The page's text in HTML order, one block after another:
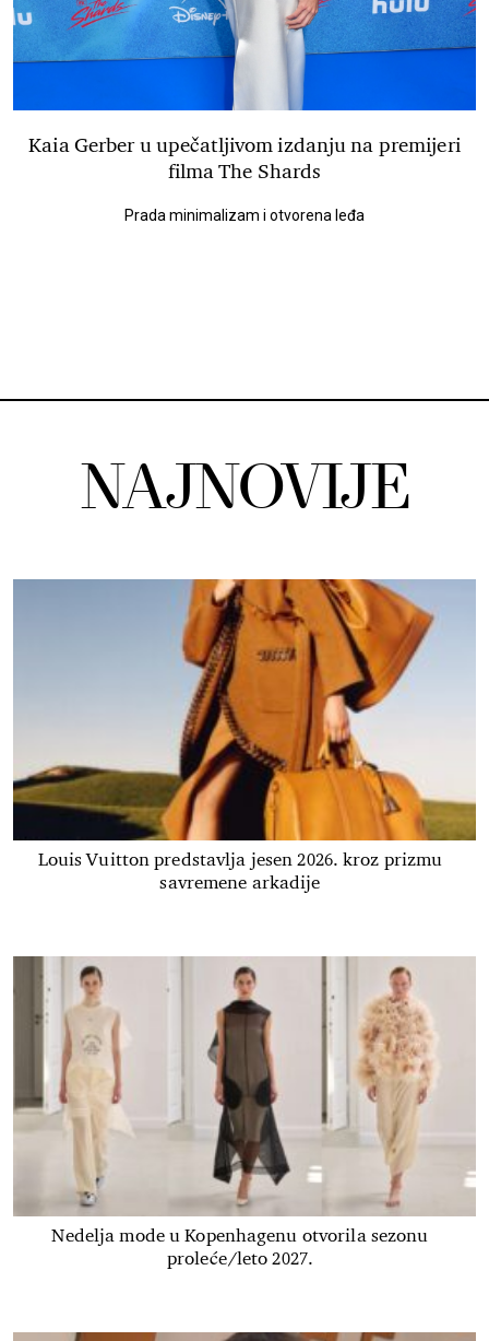
Kaia Gerber u upečatljivom izdanju na premijeri
filma The Shards
Prada minimalizam i otvorena leđa
NAJNOVIJE
Louis Vuitton predstavlja jesen 2026. kroz prizmu
savremene arkadije
Nedelja mode u Kopenhagenu otvorila sezonu
proleće/leto 2027.